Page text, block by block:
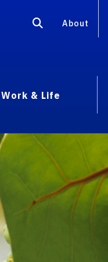
About
Work & Life